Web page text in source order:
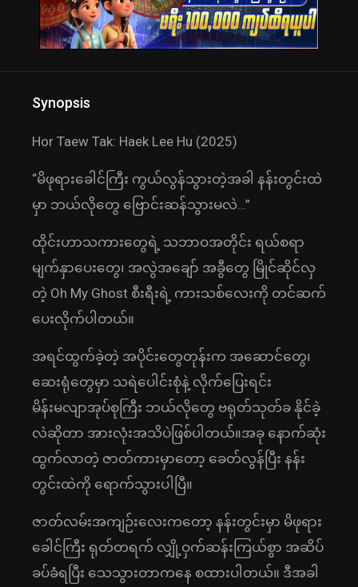
Synopsis
Hor Taew Tak: Haek Lee Hu (2025)
“မိဖုရားခေါင်ကြီး ကွယ်လွန်သွားတဲ့အခါ နန်းတွင်းထဲ
မှာ ဘယ်လိုတွေ ဗြောင်းဆန်သွားမလဲ…”
ထိုင်းဟာသကားတွေရဲ့ သဘာဝအတိုင်း ရယ်စရာ
မျက်နှာပေးတွေ၊ အလွဲအချော် အခွီတွေ မြိုင်ဆိုင်လှ
တဲ့ Oh My Ghost စီးရီးရဲ့ ကားသစ်လေးကို တင်ဆက်
ပေးလိုက်ပါတယ်။
အရင်ထွက်ခဲ့တဲ့ အပိုင်းတွေတုန်းက အဆောင်တွေ၊
ဆေးရုံတွေမှာ သရဲပေါင်းစုံနဲ့ လိုက်ပြေးရင်း
မိန်းမလျာအုပ်စုကြီး ဘယ်လိုတွေ ဗရုတ်သုတ်ခ နိုင်ခဲ့
လဲဆိုတာ အားလုံးအသိပဲဖြစ်ပါတယ်။အခု နောက်ဆုံး
ထွက်လာတဲ့ ဇာတ်ကားမှာတော့ ခေတ်လွန်ပြီး နန်း
တွင်းထဲကို ရောက်သွားပါပြီ။
ဇာတ်လမ်းအကျဉ်းလေးကတော့ နန်းတွင်းမှာ မိဖုရား
ခေါင်ကြီး ရုတ်တရက် လျှို့ဝှက်ဆန်းကြယ်စွာ အဆိပ်
ခပ်ခံရပြီး သေသွားတာကနေ စထားပါတယ်။ ဒီအခါ